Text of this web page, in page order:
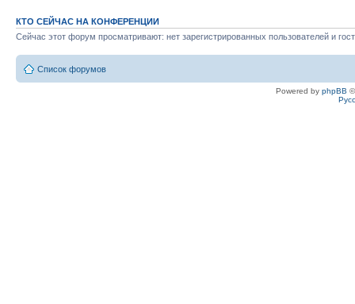
КТО СЕЙЧАС НА КОНФЕРЕНЦИИ
Сейчас этот форум просматривают: нет зарегистрированных пользователей и
Список форумов
Powered by phpBB